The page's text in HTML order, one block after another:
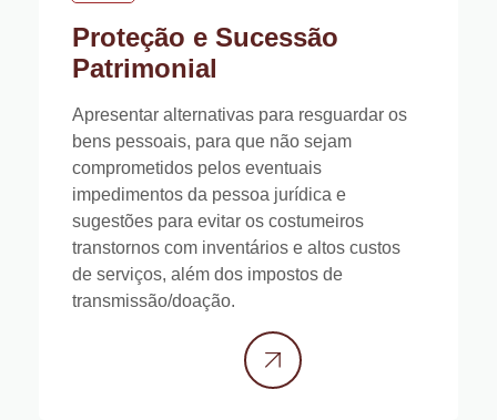
Proteção e Sucessão
Patrimonial
Apresentar alternativas para resguardar os
bens pessoais, para que não sejam
comprometidos pelos eventuais
impedimentos da pessoa jurídica e
sugestões para evitar os costumeiros
transtornos com inventários e altos custos
de serviços, além dos impostos de
transmissão/doação.